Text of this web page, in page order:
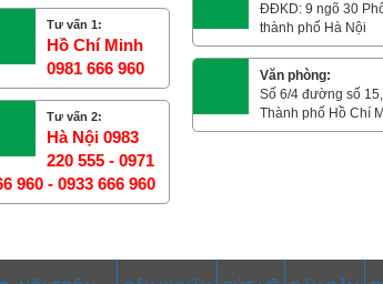
Tư vấn 1:
Hồ Chí Minh
0981 666 960
Tư vấn 2:
Hà Nội 0983
220 555 - 0971
960 - 0933 666 960
ĐĐKD: 9 ngõ 30
thành phố Hà Nội
Văn phòng:
Số 6/4 đường số
Thành phố Hồ Chí